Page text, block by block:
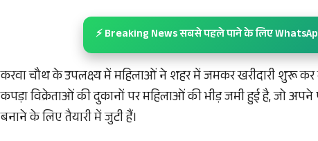
⚡ Breaking News सबसे पहले पाने के लिए
करवा चौथ के उपलक्ष्य में महिलाओं ने शहर में जमकर खरीदारी शुरू कर
कपड़ा विक्रेताओं की दुकानों पर महिलाओं की भीड़ जमी हुई है, जो
बनाने के लिए तैयारी में जुटी हैं।